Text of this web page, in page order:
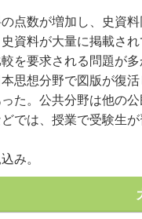
点数が増加し、史資
資料が大量に掲載さ
を要求される問題が
思想分野で図版が復
た。公共分野は他の
では、授業で受験生
見込み。